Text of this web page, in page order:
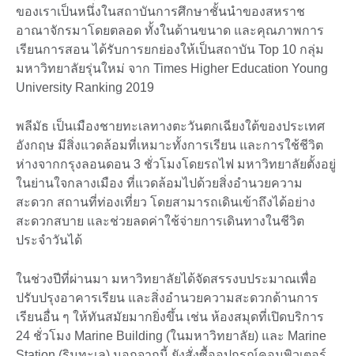
ของเราเป็นหนึ่งในสถาบันการศึกษาชั้นนำของสหราช
อาณาจักรมาโดยตลอด ทั้งในด้านขนาด และคุณภาพการ
เรียนการสอน ได้รับการยกย่องให้เป็นสถาบัน Top 10 กลุ่ม
มหาวิทยาลัยรุ่นใหม่ จาก Times Higher Education Young
University Ranking 2019
พลีมัธ เป็นเมืองชายทะเลทางตะวันตกเฉียงใต้ของประเทศ
อังกฤษ มีสิ่งแวดล้อมที่เหมาะทั้งการเรียน และการใช้ชีวิต
ห่างจากกรุงลอนดอน 3 ชั่วโมงโดยรถไฟ มหาวิทยาลัยตั้งอยู่
ในย่านใจกลางเมือง ที่แวดล้อมไปด้วยสิ่งอำนวยความ
สะดวก สถานที่ท่องเที่ยว โดยสามารถเดินเข้าถึงได้อย่าง
สะดวกสบาย และช่วยลดค่าใช้จ่ายการเดินทางในชีวิต
ประจำวันได้
ในช่วงปีที่ผ่านมา มหาวิทยาลัยได้จัดสรรงบประมาณเพื่อ
ปรับปรุงอาคารเรียน และสิ่งอำนวยความสะดวกด้านการ
เรียนอื่น ๆ ให้ทันสมัยมากยิ่งขึ้น เช่น ห้องสมุดที่เปิดบริการ
24 ชั่วโมง Marine Building (ในมหาวิทยาลัย) และ Marine